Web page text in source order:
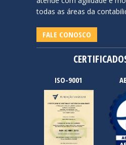
todas as áreas da
FALE CONOSCO
ISO-9001